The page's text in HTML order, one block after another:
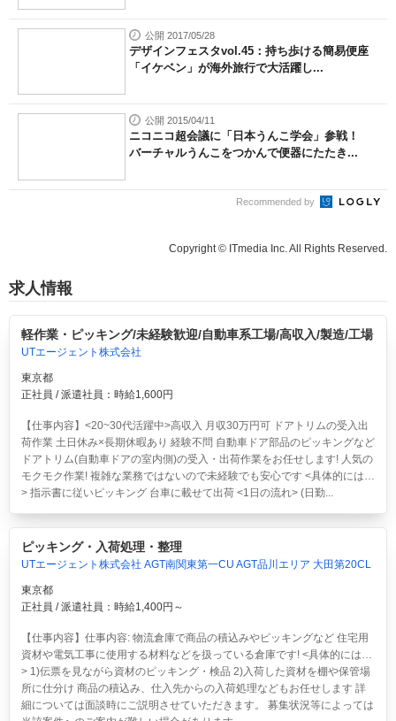
公開 2017/05/28
デザインフェスタvol.45：持ち歩ける簡易便座
「イケベン」が海外旅行で大活躍し...
公開 2015/04/11
ニコニコ超会議に「日本うんこ学会」参戦！
バーチャルうんこをつかんで便器にたたき...
Recommended by
Copyright © ITmedia Inc. All Rights Reserved.
求人情報
軽作業・ピッキング/未経験歓迎/自動車系工場/高収入/製造/工場
UTエージェント株式会社
東京都
正社員 / 派遣社員：時給1,600円
【仕事内容】<20~30代活躍中>高収入 月収30万円可 ドアトリムの受入出
荷作業 土日休み×長期休暇あり 経験不問 自動車ドア部品のピッキングなど
ドアトリム(自動車ドアの室内側)の受入・出荷作業をお任せします! 人気の
モクモク作業! 複雑な業務ではないので未経験でも安心です <具体的には…
> 指示書に従いピッキング 台車に載せて出荷 <1日の流れ> (日勤...
ピッキング・入荷処理・整理
UTエージェント株式会社 AGT南関東第一CU AGT品川エリア 大田第20CL
東京都
正社員 / 派遣社員：時給1,400円～
【仕事内容】仕事内容: 物流倉庫で商品の積込みやピッキングなど 住宅用
資材や電気工事に使用する材料などを扱っている倉庫です! <具体的には…
> 1)伝票を見ながら資材のピッキング・検品 2)入荷した資材を棚や保管場
所に仕分け 商品の積込み、仕入先からの入荷処理などもお任せします 詳
細については面談時にご説明させていただきます。 募集状況等によっては